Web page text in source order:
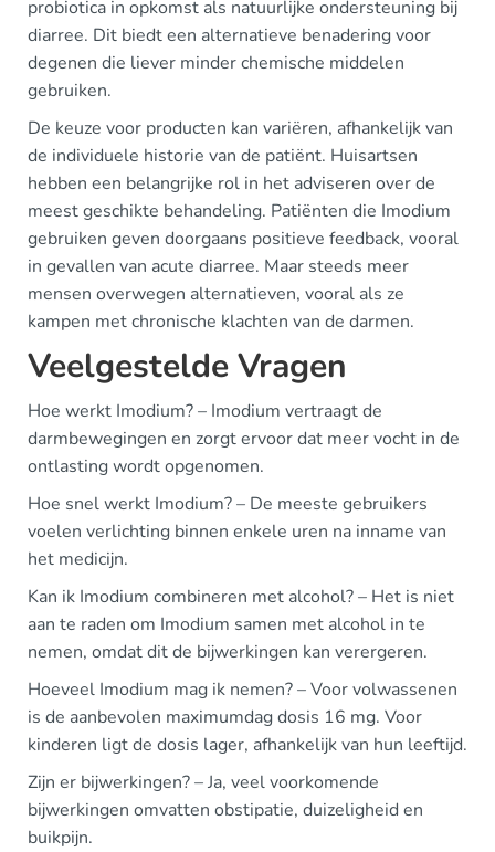
probiotica in opkomst als natuurlijke ondersteuning bij
diarree. Dit biedt een alternatieve benadering voor
degenen die liever minder chemische middelen
gebruiken.
De keuze voor producten kan variëren, afhankelijk van
de individuele historie van de patiënt. Huisartsen
hebben een belangrijke rol in het adviseren over de
meest geschikte behandeling. Patiënten die Imodium
gebruiken geven doorgaans positieve feedback, vooral
in gevallen van acute diarree. Maar steeds meer
mensen overwegen alternatieven, vooral als ze
kampen met chronische klachten van de darmen.
Veelgestelde Vragen
Hoe werkt Imodium? – Imodium vertraagt de
darmbewegingen en zorgt ervoor dat meer vocht in de
ontlasting wordt opgenomen.
Hoe snel werkt Imodium? – De meeste gebruikers
voelen verlichting binnen enkele uren na inname van
het medicijn.
Kan ik Imodium combineren met alcohol? – Het is niet
aan te raden om Imodium samen met alcohol in te
nemen, omdat dit de bijwerkingen kan verergeren.
Hoeveel Imodium mag ik nemen? – Voor volwassenen
is de aanbevolen maximumdag dosis 16 mg. Voor
kinderen ligt de dosis lager, afhankelijk van hun leeftijd.
Zijn er bijwerkingen? – Ja, veel voorkomende
bijwerkingen omvatten obstipatie, duizeligheid en
buikpijn.